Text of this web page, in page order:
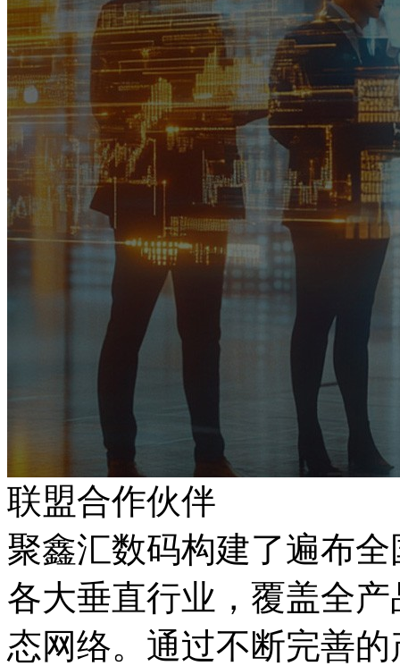
联盟合作伙伴
聚鑫汇数码构建了遍布全国
各大垂直行业，覆盖全
态网络。通过不断完善的